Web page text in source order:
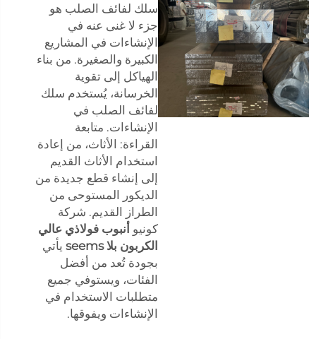
سلك لفائف الصلب هو
جزء لا غنى عنه في
الإنشاءات في المشاريع
الكبيرة والصغيرة. من بناء
الهياكل إلى تقوية
الخرسانة، يُستخدم سلك
لفائف الصلب في
الإنشاءات. متابعة
القراءة: الأثاث، من إعادة
استخدام الأثاث القديم
إلى إنشاء قطع جديدة من
الديكور المستوحى من
الطراز القديم. شركة
كونيو أنبوب فولاذي عالي
الكربون بلا seems
يأتي
بجودة تُعد من أفضل
الفئات، ويستوفي جميع
متطلبات الاستخدام في
الإنشاءات ويفوقها.